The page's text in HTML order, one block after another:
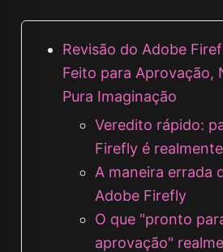
Revisão do Adobe
Feito para Aprovação,
Pura Imaginação
Veredito rápido:
Firefly é
A maneira errada
Adobe Firefly
O que "pronto
aprovação"